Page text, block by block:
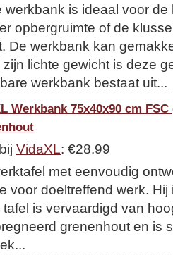
werkbank is ideaal voor
opbergruimte of de
De werkbank kan
lichte gewicht is deze
werkbank bestaat uit...
Werkbank 75x40x90 cm
VidaXL: €28.99
met eenvoudig
voor doeltreffend werk.
is vervaardigd van
grenenhout en is